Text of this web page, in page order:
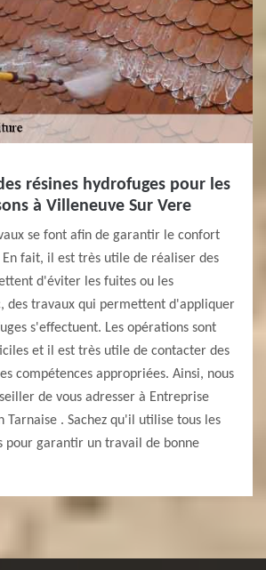
résines hydrofuges pour les
à Villeneuve Sur Vere
se font afin de garantir le confort
En fait, il est très utile de réaliser des
d'éviter les fuites ou les
des travaux qui permettent d'appliquer
s'effectuent. Les opérations sont
et il est très utile de contacter des
compétences appropriées. Ainsi, nous
de vous adresser à Entreprise
Tarnaise . Sachez qu'il utilise tous les
pour garantir un travail de bonne